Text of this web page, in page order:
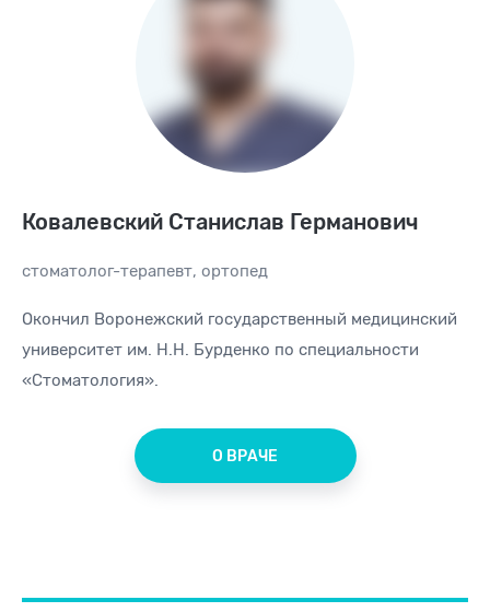
Ковалевский Станислав Германович
стоматолог-терапевт, ортопед
Окончил Воронежский государственный медицинский
университет им. Н.Н. Бурденко по специальности
«Стоматология».
О ВРАЧЕ